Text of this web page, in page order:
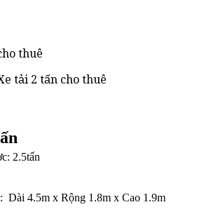
tải 2 tấn cho thuê
2.5tấn
Dài 4.5m x Rộng 1.8m x Cao 1.9m